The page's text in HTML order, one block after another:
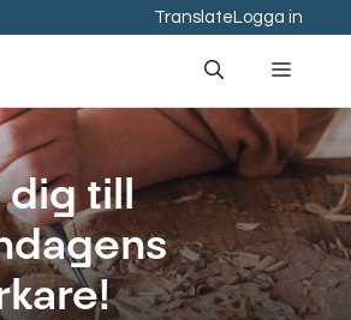
Translate Logga in
Meny
dig till